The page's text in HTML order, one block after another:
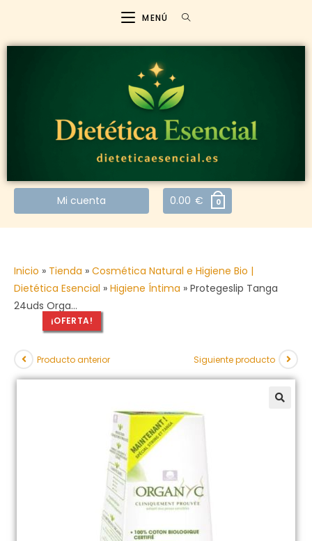
MENÚ
Mi cuenta 0.00 € 0
Inicio » Tienda » Cosmética Natural e Higiene Bio |
Dietética Esencial » Higiene Íntima » Protegeslip Tanga
24uds Orga…
¡OFERTA!
Producto anterior Siguiente producto